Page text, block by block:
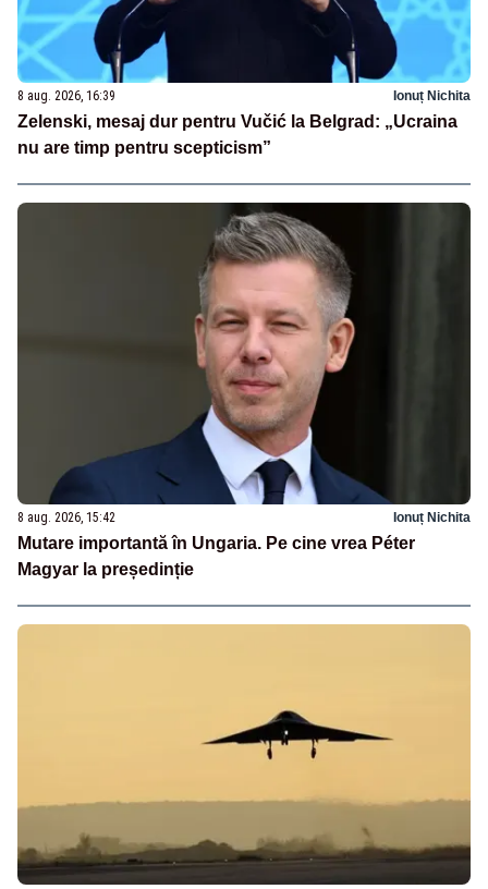
8 aug. 2026, 16:39 Ionuț Nichita
Zelenski, mesaj dur pentru Vučić la Belgrad: „Ucraina
nu are timp pentru scepticism”
8 aug. 2026, 15:42 Ionuț Nichita
Mutare importantă în Ungaria. Pe cine vrea Péter
Magyar la președinție